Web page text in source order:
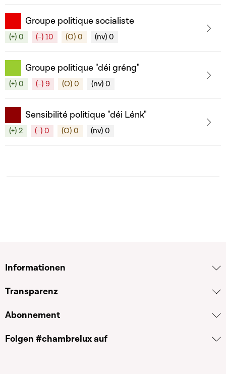
Groupe politique socialiste
(+) 0 (-) 10 (O) 0 (nv) 0
Groupe politique "déi gréng"
(+) 0 (-) 9 (O) 0 (nv) 0
Sensibilité politique "déi Lénk"
(+) 2 (-) 0 (O) 0 (nv) 0
Informationen
Transparenz
Abonnement
Folgen #chambrelux auf